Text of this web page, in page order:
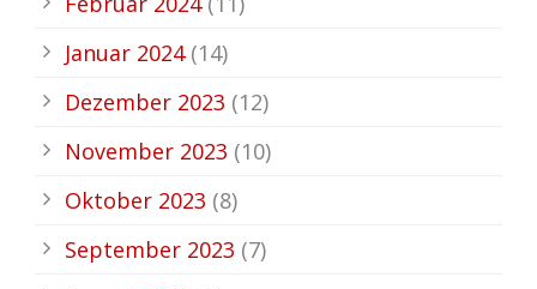
Januar 2024(14)
Dezember 2023 (12)
November 2023 (10)
Oktober 2023 (8)
September 2023 (7)